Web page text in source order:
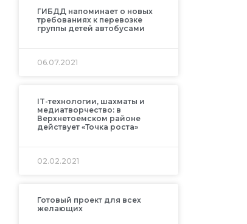
ГИБДД напоминает о новых
требованиях к перевозке
группы детей автобусами
06.07.2021
IT-технологии, шахматы и
медиатворчество: в
Верхнетоемском районе
действует «Точка роста»
02.02.2021
Готовый проект для всех
желающих